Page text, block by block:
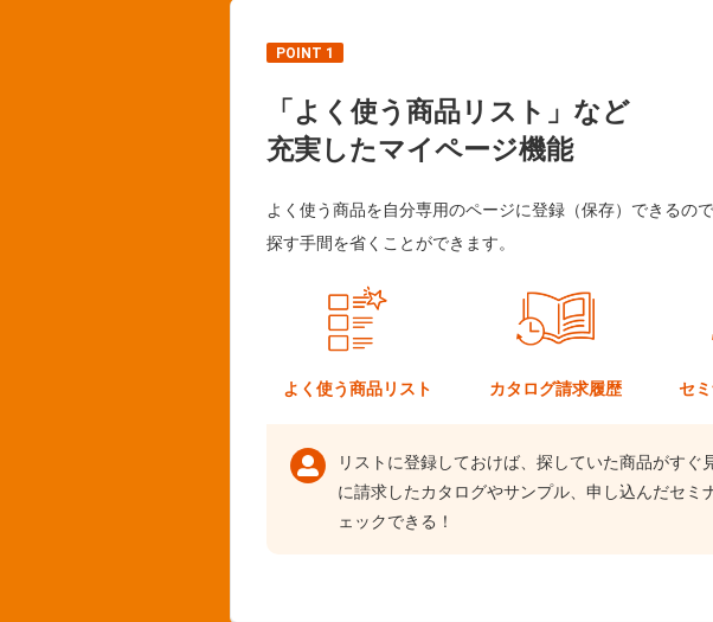
POINT 1
「よく使う商品リスト」など
充実したマイページ機能
よく使う商品を自分専用のページに登録（保存）できるの
探す手間を省くことができます。
よく使う商品リスト カタログ請求履歴 セ
リストに登録しておけば、探していた商品がすぐ
に請求したカタログやサンプル、申し込んだセミ
ェックできる！